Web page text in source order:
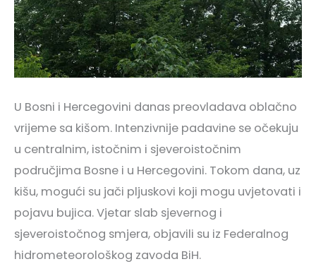
U Bosni i Hercegovini danas preovladava oblačno
vrijeme sa kišom. Intenzivnije padavine se očekuju
u centralnim, istočnim i sjeveroistočnim
područjima Bosne i u Hercegovini. Tokom dana, uz
kišu, mogući su jači pljuskovi koji mogu uvjetovati i
pojavu bujica. Vjetar slab sjevernog i
sjeveroistočnog smjera, objavili su iz Federalnog
hidrometeorološkog zavoda BiH.